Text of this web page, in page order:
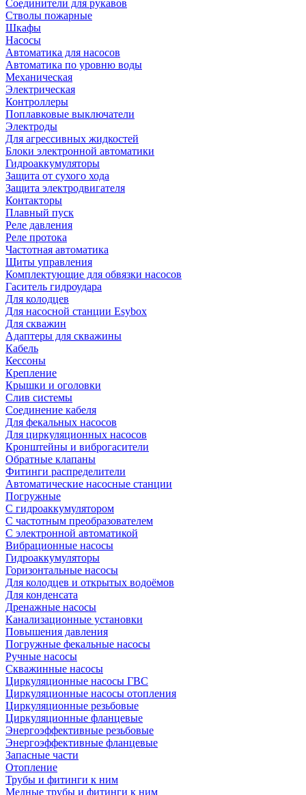
Соединители для рукавов
Стволы пожарные
Шкафы
Насосы
Автоматика для насосов
Автоматика по уровню воды
Механическая
Электрическая
Контроллеры
Поплавковые выключатели
Электроды
Для агрессивных жидкостей
Блоки электронной автоматики
Гидроаккумуляторы
Защита от сухого хода
Защита электродвигателя
Контакторы
Плавный пуск
Реле давления
Реле протока
Частотная автоматика
Щиты управления
Комплектующие для обвязки насосов
Гаситель гидроудара
Для колодцев
Для насосной станции Esybox
Для скважин
Адаптеры для скважины
Кабель
Кессоны
Крепление
Крышки и оголовки
Слив системы
Соединение кабеля
Для фекальных насосов
Для циркуляционных насосов
Кронштейны и виброгасители
Обратные клапаны
Фитинги распределители
Автоматические насосные станции
Погружные
С гидроаккумулятором
С частотным преобразователем
С электронной автоматикой
Вибрационные насосы
Гидроаккумуляторы
Горизонтальные насосы
Для колодцев и открытых водоёмов
Для конденсата
Дренажные насосы
Канализационные установки
Повышения давления
Погружные фекальные насосы
Ручные насосы
Скважинные насосы
Циркуляционные насосы ГВС
Циркуляционные насосы отопления
Циркуляционные резьбовые
Циркуляционные фланцевые
Энергоэффективные резьбовые
Энергоэффективные фланцевые
Запасные части
Отопление
Трубы и фитинги к ним
Медные трубы и фитинги к ним